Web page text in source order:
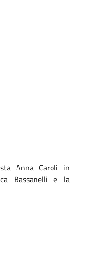
Anna Caroli in
Bassanelli e la